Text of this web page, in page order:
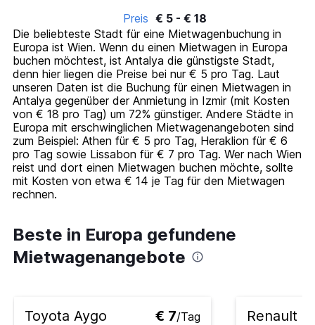
Range:
14
categories.
The
chart
has
1
Y
axis
displaying
values.
Range:
0
Preis € 5 - € 18
Die beliebteste Stadt für eine Mietwagenbuchung in
Europa ist Wien. Wenn du einen Mietwagen in Europa
buchen möchtest, ist Antalya die günstigste Stadt,
denn hier liegen die Preise bei nur € 5 pro Tag. Laut
unseren Daten ist die Buchung für einen Mietwagen in
Antalya gegenüber der Anmietung in Izmir (mit Kosten
von € 18 pro Tag) um 72% günstiger. Andere Städte in
Europa mit erschwinglichen Mietwagenangeboten sind
zum Beispiel: Athen für € 5 pro Tag, Heraklion für € 6
pro Tag sowie Lissabon für € 7 pro Tag. Wer nach Wien
reist und dort einen Mietwagen buchen möchte, sollte
mit Kosten von etwa € 14 je Tag für den Mietwagen
rechnen.
Beste in Europa gefundene
Mietwagenangebote
Toyota Aygo € 7/Tag
Renault